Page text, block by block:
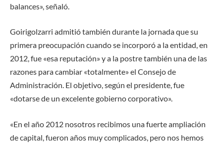
balances», señaló.
Goirigolzarri admitió también durante la jornada que su
primera preocupación cuando se incorporó a la entidad, en
2012, fue «esa reputación» y a la postre también una de las
razones para cambiar «totalmente» el Consejo de
Administración. El objetivo, según el presidente, fue
«dotarse de un excelente gobierno corporativo».
«En el año 2012 nosotros recibimos una fuerte ampliación
de capital, fueron años muy complicados, pero nos hemos